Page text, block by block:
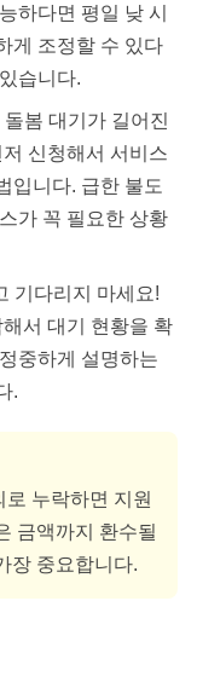
하다면 평일 낮 시
게 조정할 수 있다
습니다.
돌봄 대기가 길어진
신청해서 서비스
입니다. 급한 불도
가 꼭 필요한 상황
기다리지 마세요!
서 대기 현황을 확
중하게 설명하는
.
누락하면 지원
금액까지 환수될
장 중요합니다.